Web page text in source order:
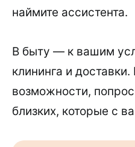
наймите ассистента.
В быту — к вашим
клининга и
возможности,
близких, которые с